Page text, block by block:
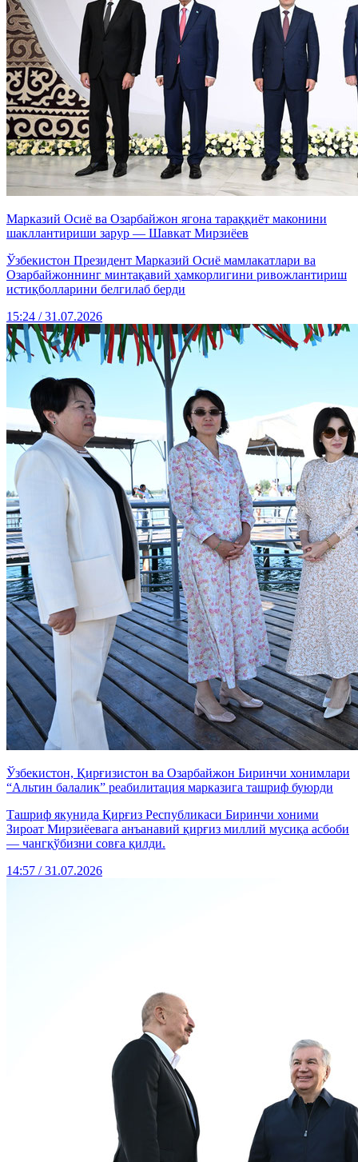
Марказий Осиё ва Озарбайжон ягона тараққиёт маконини
шакллантириши зарур — Шавкат Мирзиёев
Ўзбекистон Президент Марказий Осиё мамлакатлари ва
Озарбайжоннинг минтақавий ҳамкорлигини ривожлантириш
истиқболларини белгилаб берди
15:24 / 31.07.2026
Ўзбекистон, Қирғизистон ва Озарбайжон Биринчи хонимлари
“Альтин балалик” реабилитация марказига ташриф буюрди
Ташриф якунида Қирғиз Республикаси Биринчи хоними
Зироат Мирзиёевага анъанавий қирғиз миллий мусиқа асбоби
— чангқўбизни совға қилди.
14:57 / 31.07.2026